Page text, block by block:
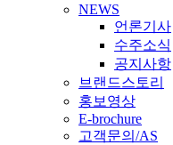
NEWS
언론기사
수주소식
공지사항
브랜드스토리
홍보영상
E-brochure
고객문의/AS